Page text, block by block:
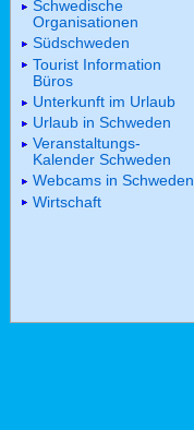
Schwedische
Organisationen
Südschweden
Tourist Information
Büros
Unterkunft im Urlaub
Urlaub in Schweden
Veranstaltungs-
Kalender Schweden
Webcams in Schweden
Wirtschaft